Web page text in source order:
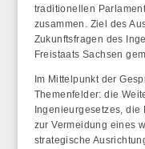
traditionellen
zusammen. Ziel des
Zukunftsfragen des
Freistaats Sachsen
Im Mittelpunkt der
Themenfelder: die
Ingenieurgesetzes,
zur Vermeidung eines
strategische